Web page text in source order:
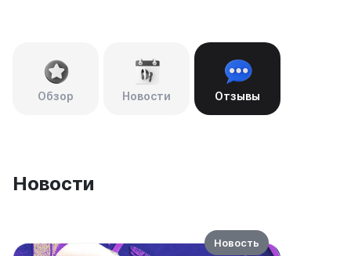
Обзор Новости Отзывы
Новости
Новость